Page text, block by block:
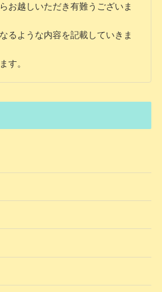
お越しいただき有難うございま
るような内容を記載していきま
す。